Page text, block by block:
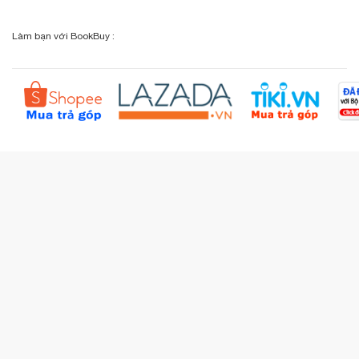
Sơ đồ đường đi
Câu hỏi thường gặp (FAQs)
Kiểm tra đơn hàng
Liên hệ BookBuy
Đặt hàng theo yêu cầu
Làm bạn với BookBuy :